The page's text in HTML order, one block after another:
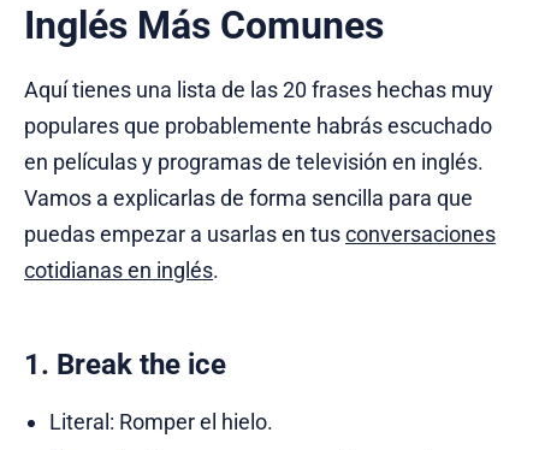
Inglés Más Comunes
Aquí tienes una lista de las 20 frases hechas muy
populares que probablemente habrás escuchado
en películas y programas de televisión en inglés.
Vamos a explicarlas de forma sencilla para que
puedas empezar a usarlas en tusconversaciones
cotidianas en inglés.
1. Break the ice
Literal: Romper el hielo.